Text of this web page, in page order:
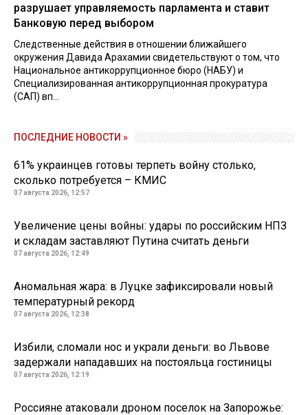
разрушает управляемость парламента и ставит
Банковую перед выбором
Следственные действия в отношении ближайшего
окружения Давида Арахамии свидетельствуют о том, что
Национальное антикоррупционное бюро (НАБУ) и
Специализированная антикоррупционная прокуратура
(САП) вп...
ПОСЛЕДНИЕ НОВОСТИ »
61% украинцев готовы терпеть войну столько,
сколько потребуется – КМИС
07 августа 2026, 12:57
Увеличение цены войны: удары по российским НПЗ
и складам заставляют Путина считать деньги
07 августа 2026, 12:49
Аномальная жара: в Луцке зафиксировали новый
температурный рекорд
07 августа 2026, 12:38
Избили, сломали нос и украли деньги: во Львове
задержали нападавших на постояльца гостиницы
07 августа 2026, 12:19
Россияне атаковали дроном поселок на Запорожье: